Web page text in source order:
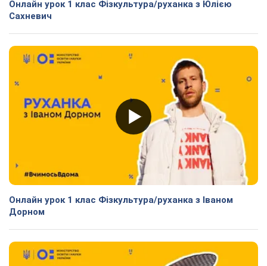
Онлайн урок 1 клас Фізкультура/руханка з Юлією
Сахневич
Онлайн урок 1 клас Фізкультура/руханка з Іваном
Дорном